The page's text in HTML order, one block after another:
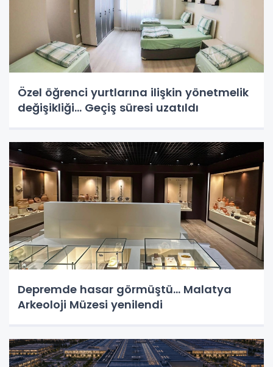
Özel öğrenci yurtlarına ilişkin yönetmelik
değişikliği... Geçiş süresi uzatıldı
Depremde hasar görmüştü... Malatya
Arkeoloji Müzesi yenilendi